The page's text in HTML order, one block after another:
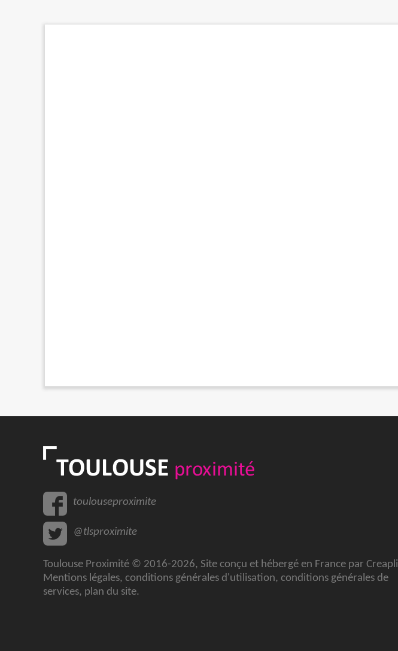
toulouseproximite
@tlsproximite
Toulouse Proximité © 2016-2026, Site conçu et hébergé en France par Creapli
Mentions légales, conditions générales d'utilisation, conditions générales de
services, plan du site.